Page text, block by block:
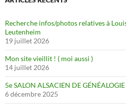
Recherche infos/photos relatives à
Leutenheim
19 juillet 2026
Mon site vieillit ! ( moi aussi )
14 juillet 2026
5e SALON ALSACIEN DE
6 décembre 2025